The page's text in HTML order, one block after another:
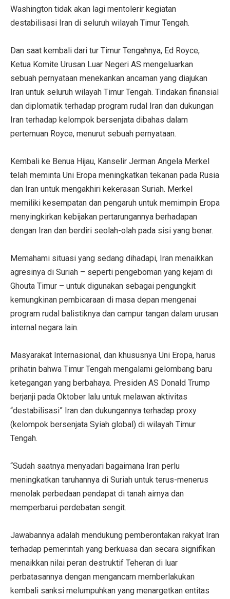
Washington tidak akan lagi mentolerir kegiatan
destabilisasi Iran di seluruh wilayah Timur Tengah.
Dan saat kembali dari tur Timur Tengahnya, Ed Royce,
Ketua Komite Urusan Luar Negeri AS mengeluarkan
sebuah pernyataan menekankan ancaman yang diajukan
Iran untuk seluruh wilayah Timur Tengah. Tindakan finansial
dan diplomatik terhadap program rudal Iran dan dukungan
Iran terhadap kelompok bersenjata dibahas dalam
pertemuan Royce, menurut sebuah pernyataan.
Kembali ke Benua Hijau, Kanselir Jerman Angela Merkel
telah meminta Uni Eropa meningkatkan tekanan pada Rusia
dan Iran untuk mengakhiri kekerasan Suriah. Merkel
memiliki kesempatan dan pengaruh untuk memimpin Eropa
menyingkirkan kebijakan pertarungannya berhadapan
dengan Iran dan berdiri seolah-olah pada sisi yang benar.
Memahami situasi yang sedang dihadapi, Iran menaikkan
agresinya di Suriah – seperti pengeboman yang kejam di
Ghouta Timur – untuk digunakan sebagai pengungkit
kemungkinan pembicaraan di masa depan mengenai
program rudal balistiknya dan campur tangan dalam urusan
internal negara lain.
Masyarakat Internasional, dan khususnya Uni Eropa, harus
prihatin bahwa Timur Tengah mengalami gelombang baru
ketegangan yang berbahaya. Presiden AS Donald Trump
berjanji pada Oktober lalu untuk melawan aktivitas
“destabilisasi” Iran dan dukungannya terhadap proxy
(kelompok bersenjata Syiah global) di wilayah Timur
Tengah.
“Sudah saatnya menyadari bagaimana Iran perlu
meningkatkan taruhannya di Suriah untuk terus-menerus
menolak perbedaan pendapat di tanah airnya dan
memperbarui perdebatan sengit.
Jawabannya adalah mendukung pemberontakan rakyat Iran
terhadap pemerintah yang berkuasa dan secara signifikan
menaikkan nilai peran destruktif Teheran di luar
perbatasannya dengan mengancam memberlakukan
kembali sanksi melumpuhkan yang menargetkan entitas